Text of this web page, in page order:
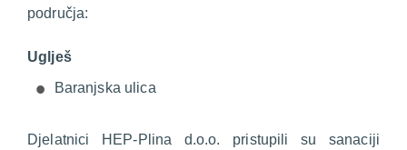
područja:
Uglješ
Baranjska ulica
Djelatnici HEP-Plina d.o.o. pristupili su sanaciji